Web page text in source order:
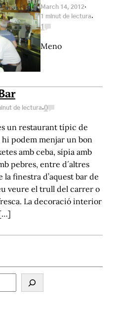
March 14, 2012·
1 minut de lectura·
1
Meno
de lectura·0
un restaurant típic de
hi podem menjar un bon
amb ceba, sípia amb
pebres, entre d´altres
la finestra d’aquest bar de
veure el trull del carrer o
La decoració interior